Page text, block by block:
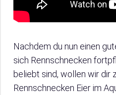
Nachdem du nun einen
sich Rennschnecken
beliebt sind, wollen wir dir
Rennschnecken Eier im